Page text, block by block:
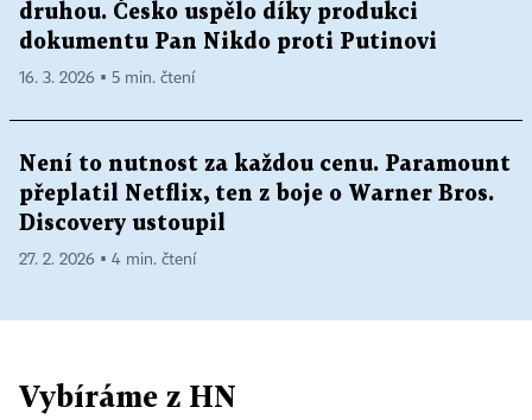
druhou. Česko uspělo díky produkci
dokumentu Pan Nikdo proti Putinovi
16. 3. 2026 ▪ 5 min. čtení
Není to nutnost za každou cenu. Paramount
přeplatil Netflix, ten z boje o Warner Bros.
Discovery ustoupil
27. 2. 2026 ▪ 4 min. čtení
Vybíráme z HN